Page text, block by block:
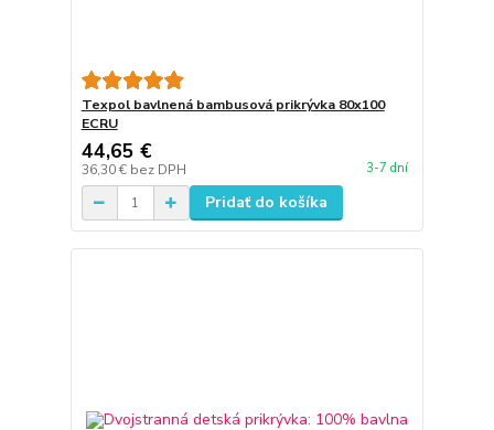
Texpol bavlnená bambusová prikrývka 80x100
ECRU
44,65 €
36,30 € bez DPH 3-7 dní
Pridať do košíka